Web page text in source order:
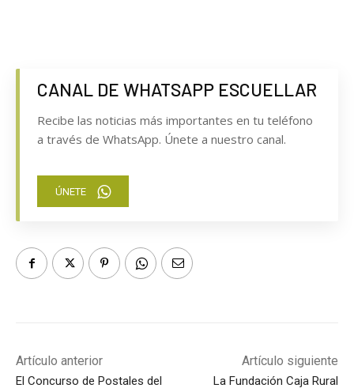
CANAL DE WHATSAPP ESCUELLAR
Recibe las noticias más importantes en tu teléfono
a través de WhatsApp. Únete a nuestro canal.
ÚNETE
Artículo anterior
El Concurso de Postales del
Artículo siguiente
La Fundación Caja Rural